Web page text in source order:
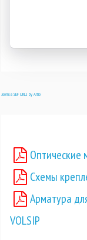
Joomla SEF URLs by Artio
Оптические
Схемы
Арматура
VOLSIP